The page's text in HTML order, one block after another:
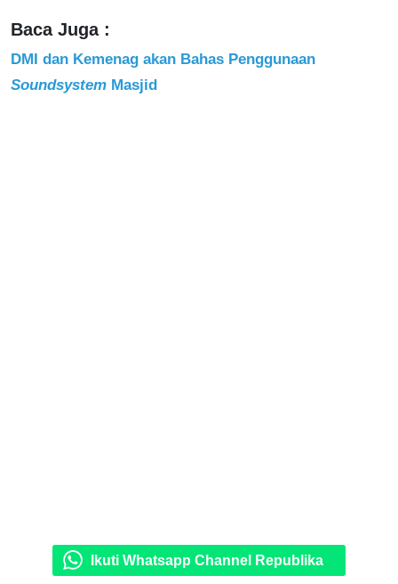
Baca Juga :
DMI dan Kemenag akan Bahas Penggunaan
Soundsystem Masjid
Ikuti Whatsapp Channel Republika